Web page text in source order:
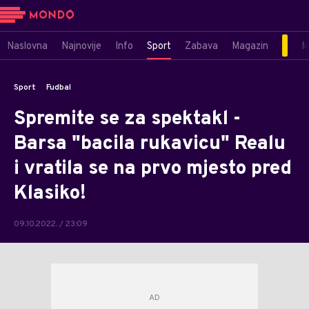
Naslovna Najnovije Info Sport Zabava Magazin
Sport Fudbal
Spremite se za spektakl -
Barsa "bacila rukavicu" Realu
i vratila se na prvo mjesto pred
Klasiko!
09.10.2022. / 23:09